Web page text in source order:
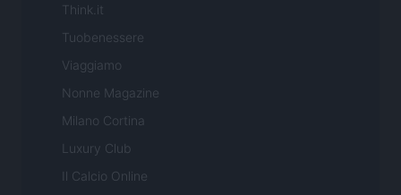
Think.it
Tuobenessere
Viaggiamo
Nonne Magazine
Milano Cortina
Luxury Club
Il Calcio Online